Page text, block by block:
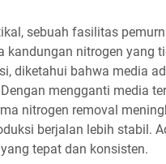
sebuah fasilitas
kandungan nitrogen yang
diketahui bahwa media
mengganti media
nitrogen removal
berjalan lebih stabil.
tepat dan konsisten.